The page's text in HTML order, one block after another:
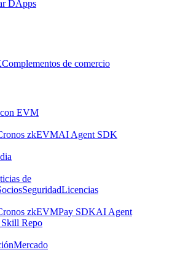
DApps
Complementos de comercio
EVM
zkEVMAI Agent SDK
de
SeguridadLicencias
zkEVMPay SDKAI Agent
Repo
Mercado